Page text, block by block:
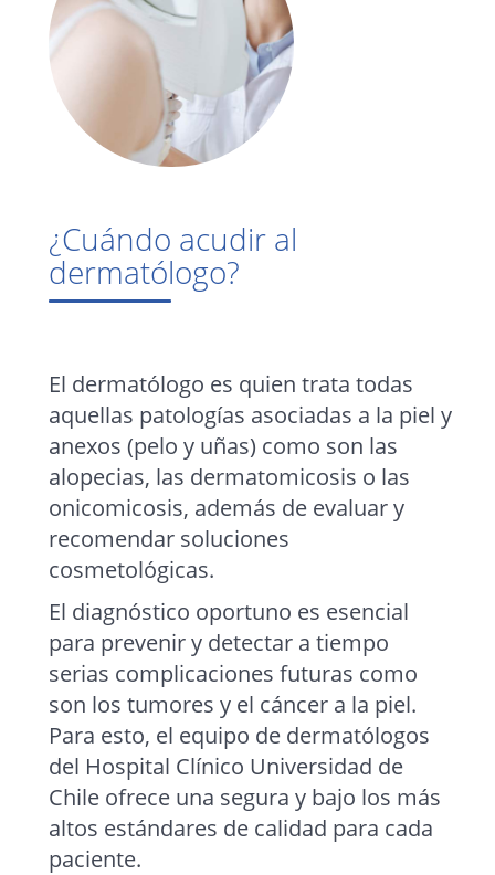
¿Cuándo acudir al
dermatólogo?
El dermatólogo es quien trata todas
aquellas patologías asociadas a la piel y
anexos (pelo y uñas) como son las
alopecias, las dermatomicosis o las
onicomicosis, además de evaluar y
recomendar soluciones
cosmetológicas.
El diagnóstico oportuno es esencial
para prevenir y detectar a tiempo
serias complicaciones futuras como
son los tumores y el cáncer a la piel.
Para esto, el equipo de dermatólogos
del Hospital Clínico Universidad de
Chile ofrece una segura y bajo los más
altos estándares de calidad para cada
paciente.